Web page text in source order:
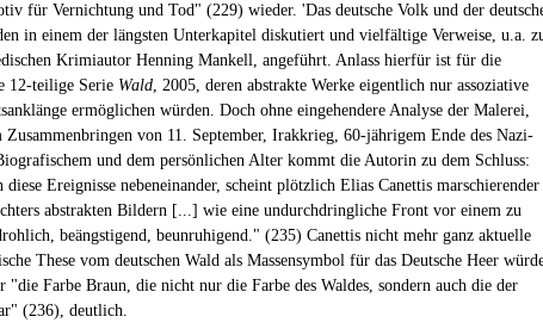
für Vernichtung und Tod" (229) wieder. 'Das deutsche Volk und der
in einem der längsten Unterkapitel diskutiert und vielfältige Verweise, u.a.
Krimiautor Henning Mankell, angeführt. Anlass hierfür ist für die
12-teilige Serie Wald, 2005, deren abstrakte Werke eigentlich nur assoziative
ermöglichen würden. Doch ohne eingehendere Analyse der Malerei,
Zusammenbringen von 11. September, Irakkrieg, 60-jährigem Ende des Nazi-
und dem persönlichen Alter kommt die Autorin zu dem Schluss:
diese Ereignisse nebeneinander, scheint plötzlich Elias Canettis marschierender
abstrakten Bildern [...] wie eine undurchdringliche Front vor einem zu
beängstigend, beunruhigend." (235) Canettis nicht mehr ganz aktuelle
These vom deutschen Wald als Massensymbol für das Deutsche Heer
"die Farbe Braun, die nicht nur die Farbe des Waldes, sondern auch die der
(236), deutlich.